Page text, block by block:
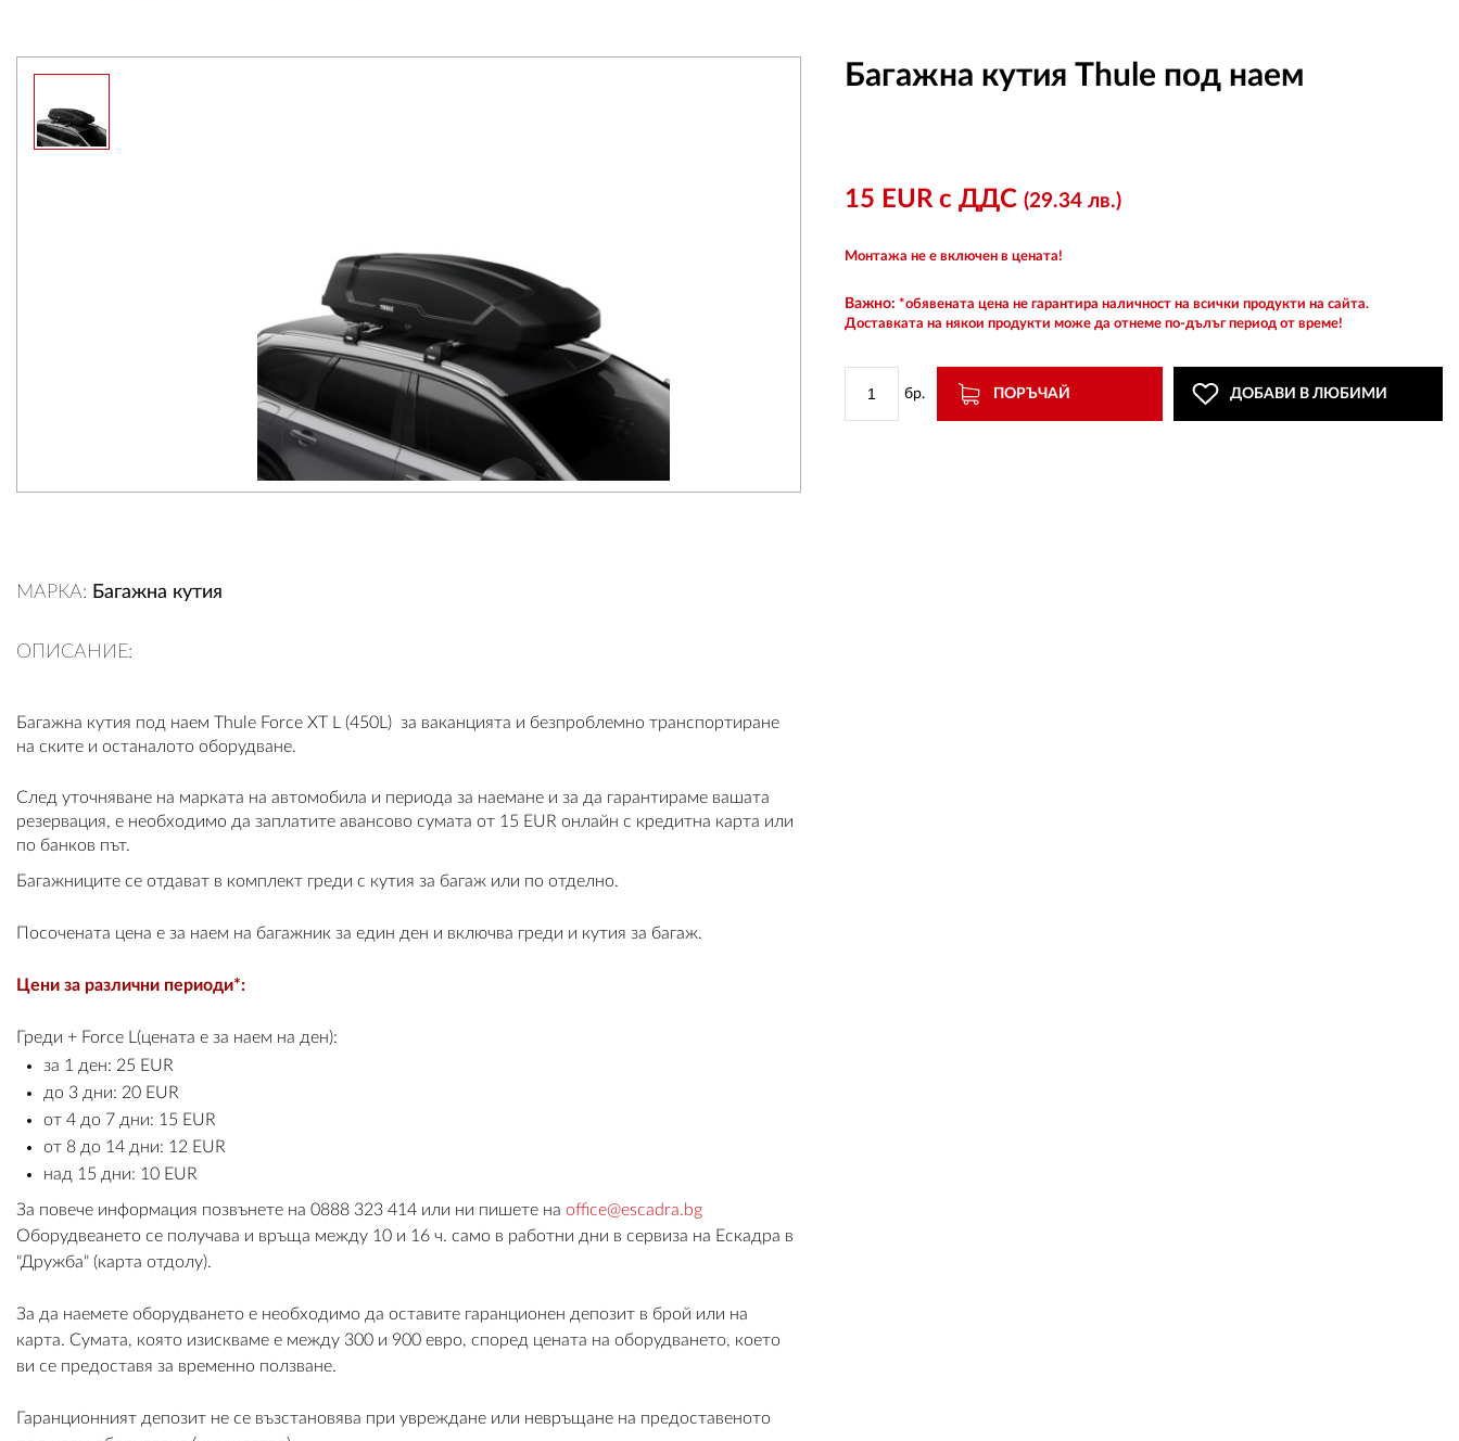
Багажна кутия Thule под наем
15 EUR с ДДС (29.34 лв.)
Монтажа не е включен в цената!
Важно: *обявената цена не гарантира наличност на всички продукти на сайта.
Доставката на някои продукти може да отнеме по-дълъг период от време!
бр. ПОРЪЧАЙ ДОБАВИ В ЛЮБИМИ
МАРКА: Багажна кутия
ОПИСАНИЕ:
Багажна кутия под наем Thule Force XT L (450L) за ваканцията и безпроблемно транспортиране
на ските и останалото оборудване.
След уточняване на марката на автомобила и периода за наемане и за да гарантираме вашата
резервация, е необходимо да заплатите авансово сумата от 15 EUR онлайн с кредитна карта или
по банков път.
Багажниците се отдават в комплект греди с кутия за багаж или по отделно.
Посочената цена е за наем на багажник за един ден и включва греди и кутия за багаж.
Цени за различни периоди*:
Греди + Force L(цената е за наем на ден):
за 1 ден: 25 EUR
до 3 дни: 20 EUR
от 4 до 7 дни: 15 EUR
от 8 до 14 дни: 12 EUR
над 15 дни: 10 EUR
За повече информация позвънете на 0888 323 414 или ни пишете на office@escadra.bg
Оборудвеането се получава и връща между 10 и 16 ч. само в работни дни в сервиза на Ескадра в
"Дружба" (карта отдолу).
За да наемете оборудването е необходимо да оставите гаранционен депозит в брой или на
карта. Сумата, която изискваме е между 300 и 900 евро, според цената на оборудването, което
ви се предоставя за временно ползване.
Гаранционният депозит не се възстановява при увреждане или невръщане на предоставеното